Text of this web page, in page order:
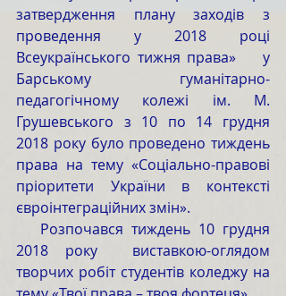
затвердження плану заходів з
проведення у 2018 році
Всеукраїнського тижня права»    у
Барському гуманітарно-
педагогічному колежі ім. М.
Грушевського з 10 по 14 грудня
2018 року було проведено тиждень
права на тему «Соціально-правові
пріоритети України в контексті
євроінтеграційних змін».
2018 року  виставкою-оглядом
творчих робіт студентів коледжу на